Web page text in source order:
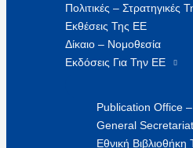
Πολιτικές – Στρατηγικές
Εκθέσεις Της ΕΕ
Δίκαιο – Νομοθεσία
Εκδόσεις Για Την ΕΕ
Publication Office
General
Εθνική